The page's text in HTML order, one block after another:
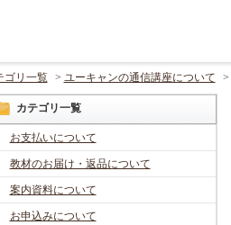
ゴリ一覧 > ユーキャンの通信講座について >
カテゴリ一覧
お支払いについて
教材のお届け・返品について
案内資料について
お申込みについて